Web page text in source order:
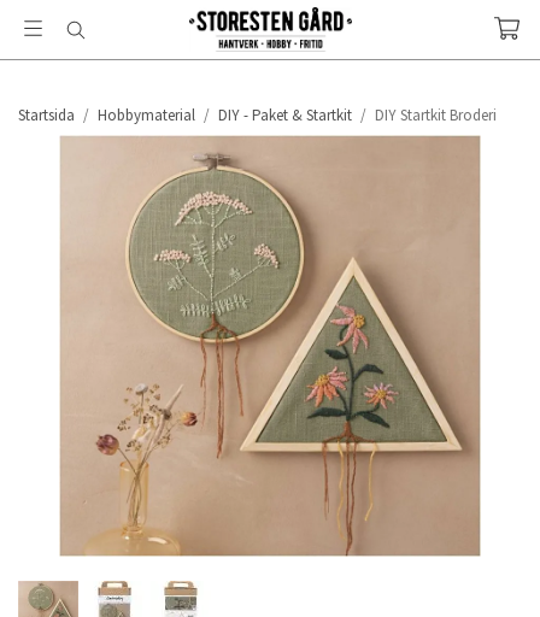
Startsida / Hobbymaterial / DIY - Paket & Startkit / DIY Startkit Broderi